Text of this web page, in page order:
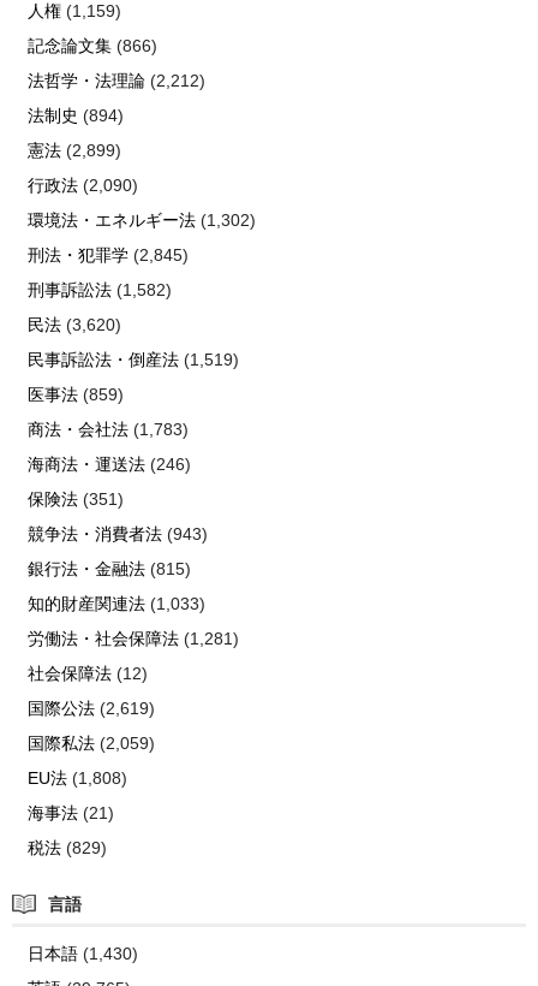
人権(1,159)
記念論文集(866)
法哲学・法理論(2,212)
法制史 (894)
憲法(2,899)
行政法(2,090)
環境法・エネルギー法(1,302)
刑法・犯罪学(2,845)
刑事訴訟法(1,582)
民法(3,620)
民事訴訟法・倒産法(1,519)
医事法(859)
商法・会社法(1,783)
海商法・運送法(246)
保険法(351)
競争法・消費者法(943)
銀行法・金融法(815)
知的財産関連法(1,033)
労働法・社会保障法(1,281)
社会保障法(12)
国際公法(2,619)
国際私法(2,059)
EU法(1,808)
海事法(21)
税法(829)
言語
日本語(1,430)